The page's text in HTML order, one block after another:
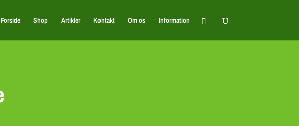
Forside Shop Artikler Kontakt Om os Information